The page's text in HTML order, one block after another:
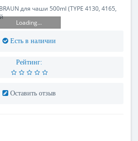
Loading...
Есть в наличии
Рейтинг:
Оставить отзыв